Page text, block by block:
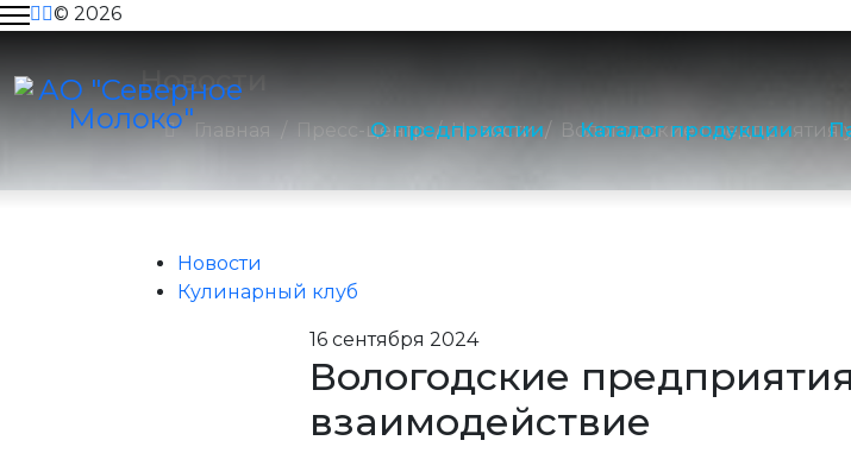
© 2026
О предприятии Каталог продукции
Тендеры
Вакансии
Контакты
Новости
Главная Пресс-центр Новости Вологодские предприятия
Новости
Кулинарный клуб
16 сентября 2024
Вологодские
взаимодействие